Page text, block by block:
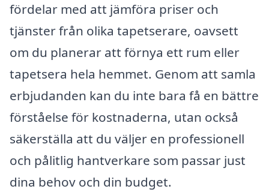
fördelar med att jämföra priser och
tjänster från olika tapetserare, oavsett
om du planerar att förnya ett rum eller
tapetsera hela hemmet. Genom att samla
erbjudanden kan du inte bara få en bättre
förståelse för kostnaderna, utan också
säkerställa att du väljer en professionell
och pålitlig hantverkare som passar just
dina behov och din budget.